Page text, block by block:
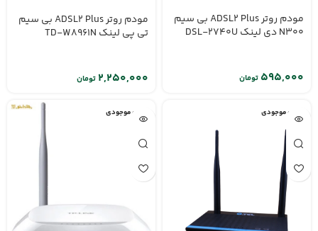
مودم روتر ADSL2 Plus بی‌ سیم
N300 دی لینک DSL-2740U
تومان
مودم روتر ADSL2 Plus بی سیم
تی پی لینک TD-W8961N
تومان
اتمام موجودی اتمام موجودی